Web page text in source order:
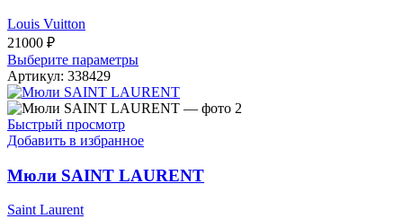
Louis Vuitton
21000 ₽
Выберите параметры
Артикул: 338429
Быстрый просмотр
Добавить в избранное
Мюли SAINT LAURENT
Saint Laurent